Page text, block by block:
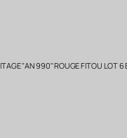
"AN 990" ROUGE FITOU LOT 6